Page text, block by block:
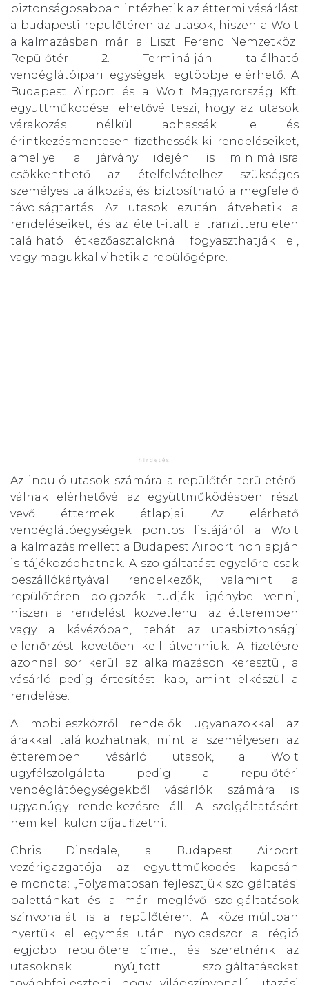
biztonságosabban intézhetik az éttermi vásárlást
a budapesti repülőtéren az utasok, hiszen a Wolt
alkalmazásban már a Liszt Ferenc Nemzetközi
Repülőtér 2. Terminálján található
vendéglátóipari egységek legtöbbje elérhető. A
Budapest Airport és a Wolt Magyarország Kft.
együttműködése lehetővé teszi, hogy az utasok
várakozás nélkül adhassák le és
érintkezésmentesen fizethessék ki rendeléseiket,
amellyel a járvány idején is minimálisra
csökkenthető az ételfelvételhez szükséges
személyes találkozás, és biztosítható a megfelelő
távolságtartás. Az utasok ezután átvehetik a
rendeléseiket, és az ételt-italt a tranzitterületen
található étkezőasztaloknál fogyaszthatják el,
vagy magukkal vihetik a repülőgépre.
Az induló utasok számára a repülőtér területéről
válnak elérhetővé az együttműködésben részt
vevő éttermek étlapjai. Az elérhető
vendéglátóegységek pontos listájáról a Wolt
alkalmazás mellett a Budapest Airport honlapján
is tájékozódhatnak. A szolgáltatást egyelőre csak
beszállókártyával rendelkezők, valamint a
repülőtéren dolgozók tudják igénybe venni,
hiszen a rendelést közvetlenül az étteremben
vagy a kávézóban, tehát az utasbiztonsági
ellenőrzést követően kell átvenniük. A fizetésre
azonnal sor kerül az alkalmazáson keresztül, a
vásárló pedig értesítést kap, amint elkészül a
rendelése.
A mobileszközről rendelők ugyanazokkal az
árakkal találkozhatnak, mint a személyesen az
étteremben vásárló utasok, a Wolt
ügyfélszolgálata pedig a repülőtéri
vendéglátóegységekből vásárlók számára is
ugyanúgy rendelkezésre áll. A szolgáltatásért
nem kell külön díjat fizetni.
Chris Dinsdale, a Budapest Airport
vezérigazgatója az együttműködés kapcsán
elmondta: „Folyamatosan fejlesztjük szolgáltatási
palettánkat és a már meglévő szolgáltatások
színvonalát is a repülőtéren. A közelmúltban
nyertük el egymás után nyolcadszor a régió
legjobb repülőtere címet, és szeretnénk az
utasoknak nyújtott szolgáltatásokat